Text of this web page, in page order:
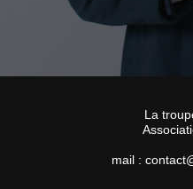
La
mail :